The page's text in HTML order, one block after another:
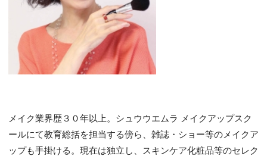
メイク業界歴３０年以上。シュウウエムラ メイクアップスク
ールにて教育総括を担当する傍ら、雑誌・ショー等のメイクア
ップも手掛ける。現在は独立し、スキンケア化粧品等のセレク